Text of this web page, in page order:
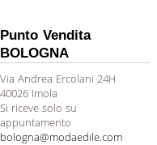
Punto Vendita
BOLOGNA
Via Andrea Ercolani 24H
40026 Imola
Si riceve solo su
appuntamento
bologna@modaedile.com